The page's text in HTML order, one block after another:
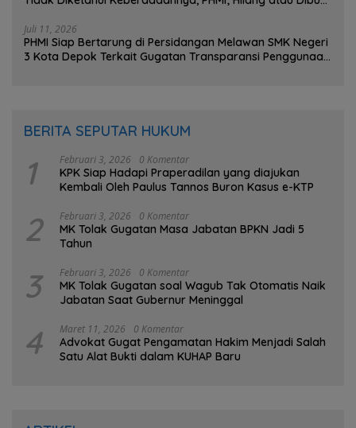
Juli 11, 2026
PHMI Siap Bertarung di Persidangan Melawan SMK Negeri
3 Kota Depok Terkait Gugatan Transparansi Penggunaan
BERITA SEPUTAR HUKUM
1 Februari 3, 2026 0 Komentar
KPK Siap Hadapi Praperadilan yang diajukan
Kembali Oleh Paulus Tannos Buron Kasus e-KTP
2 Februari 3, 2026 0 Komentar
MK Tolak Gugatan Masa Jabatan BPKN Jadi 5
Tahun
3 Februari 3, 2026 0 Komentar
MK Tolak Gugatan soal Wagub Tak Otomatis Naik
Jabatan Saat Gubernur Meninggal
4 Maret 11, 2026 0 Komentar
Advokat Gugat Pengamatan Hakim Menjadi Salah
Satu Alat Bukti dalam KUHAP Baru